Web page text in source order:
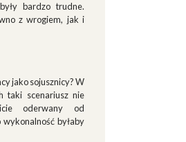
bardzo trudne.
z wrogiem, jak i
jako sojusznicy? W
taki scenariusz nie
oderwany od
byłaby